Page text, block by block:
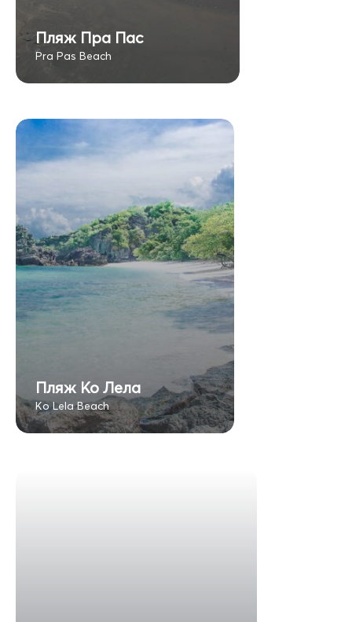
Пляж Пра Пас
Pra Pas Beach
Пляж Ко Лела
Ko Lela Beach